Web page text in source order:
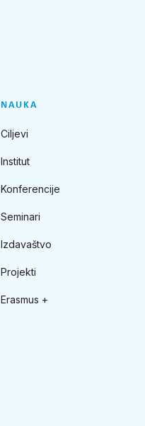
NAUKA
Ciljevi
Institut
Konferencije
Seminari
Izdavaštvo
Projekti
Erasmus +